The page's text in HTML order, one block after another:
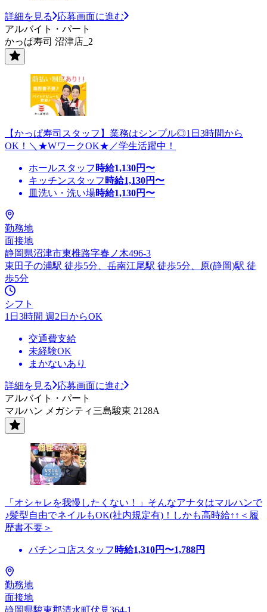
詳細を見る
応募画面に進む
アルバイト・パート
かっぱ寿司 沼津店_2
【かっぱ寿司スタッフ】業務はシンプル◎1日3時間から
OK！＼★WワークOK★／学生活躍中！
ホールスタッフ 時給1,130円〜
キッチンスタッフ 時給1,130円〜
皿洗い・洗い場時給1,130円〜
勤務地
面接地
静岡県沼津市東椎路字春ノ木496-3
東田子の浦駅 徒歩5分、岳南江尾駅 徒歩5分、原(静岡)駅 徒
歩5分
シフト
1日3時間 週2日からOK
交通費支給
未経験OK
まかないあり
詳細を見る
応募画面に進む
アルバイト・パート
マルハン メガシティ三島駿東 2128A
「オシャレを我慢したくない！」そんなアナタはマルハンで
♪髪型自由でネイルもOK(社内規定有)！しかも高時給↑↑＜履
歴書不要＞
パチンコ店スタッフ 時給1,310円〜1,788円
勤務地
面接地
静岡県駿東郡清水町伏見364-1